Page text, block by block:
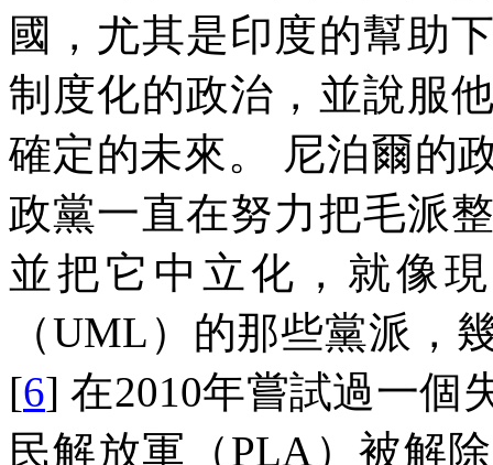
國，尤其是印度的幫助
制度化的政治，並說服
確定的未來。
尼泊爾的
政黨一直在努力把毛派
並把它中立化，就像
（UML ）的那些黨派，
[6]在2010年嘗試過一個
民解放軍（PLA ）被解